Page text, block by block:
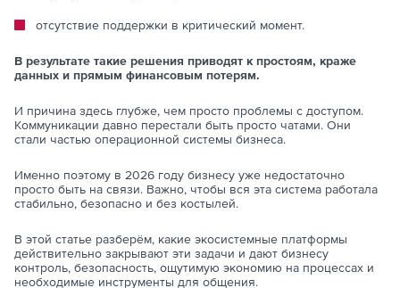
отсутствие поддержки в критический момент.
В результате такие решения приводят к простоям, краже
данных и прямым финансовым потерям.
И причина здесь глубже, чем просто проблемы с доступом.
Коммуникации давно перестали быть просто чатами. Они
стали частью операционной системы бизнеса.
Именно поэтому в 2026 году бизнесу уже недостаточно
просто быть на связи. Важно, чтобы вся эта система работала
стабильно, безопасно и без костылей.
В этой статье разберём, какие экосистемные платформы
действительно закрывают эти задачи и дают бизнесу
контроль, безопасность, ощутимую экономию на процессах и
необходимые инструменты для общения.